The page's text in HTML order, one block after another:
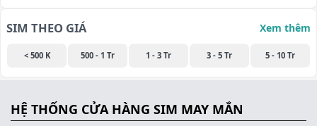
SIM THEO GIÁ Xem thêm
< 500 K 500 - 1 Tr 1 - 3 Tr 3 - 5 Tr 5 - 10 Tr
HỆ THỐNG CỬA HÀNG SIM MAY MẮN